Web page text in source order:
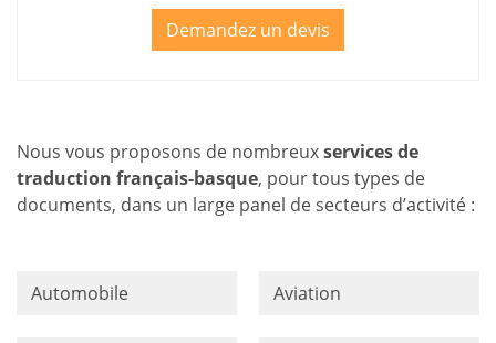
Demandez un devis
Nous vous proposons de nombreuxservices de
traduction français-basque, pour tous types de
documents, dans un large panel de secteurs d’activité :
Automobile Aviation